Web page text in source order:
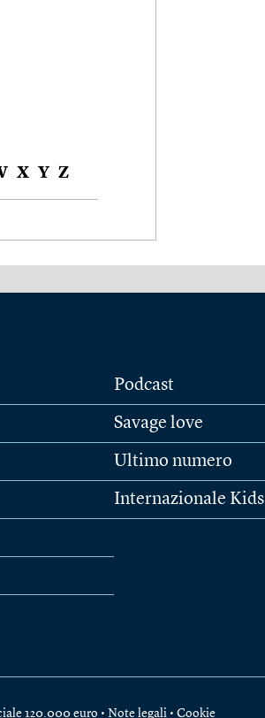
X Y Z
Podcast
Savage love
Ultimo numero
Internazionale Kids
120.000 euro • Note legali • Cookie